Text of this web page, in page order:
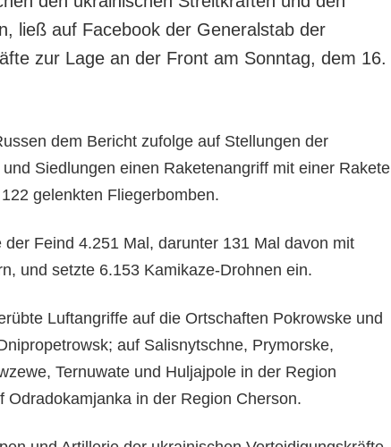
ließ auf Facebook der Generalstab der
zur Lage an der Front am Sonntag, dem 16.
dem Bericht zufolge auf Stellungen der
Siedlungen einen Raketenangriff mit einer Rakete
gelenkten Fliegerbomben.
Feind 4.251 Mal, darunter 131 Mal davon mit
und setzte 6.153 Kamikaze-Drohnen ein.
Luftangriffe auf die Ortschaften Pokrowske und
auf Salisnytschne, Prymorske,
Ternuwate und Huljajpole in der Region
Odradokamjanka in der Region Cherson.